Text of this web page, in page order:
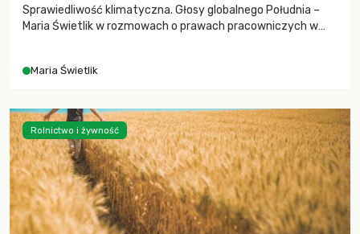
Sprawiedliwość klimatyczna. Głosy globalnego Południa –
Maria Świetlik w rozmowach o prawach pracowniczych w
Maria Świetlik
Rolnictwo i żywność